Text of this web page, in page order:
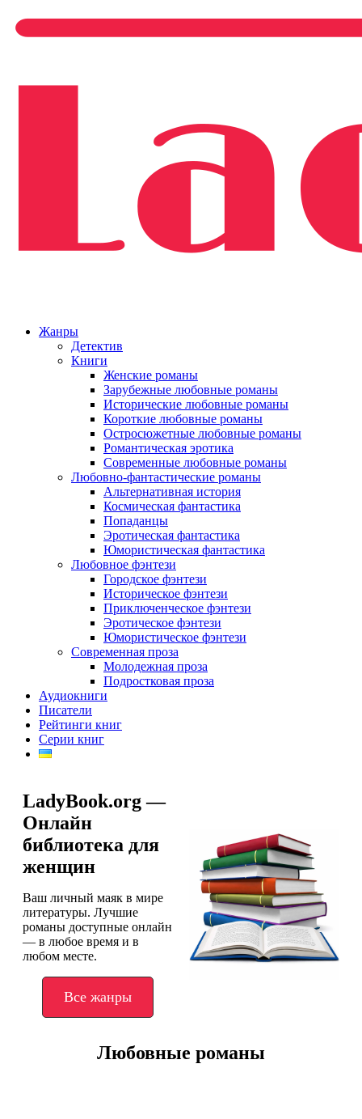
Жанры
Детектив
Книги
Женские романы
Зарубежные любовные романы
Исторические любовные романы
Короткие любовные романы
Остросюжетные любовные романы
Романтическая эротика
Современные любовные романы
Любовно-фантастические романы
Альтернативная история
Космическая фантастика
Попаданцы
Эротическая фантастика
Юмористическая фантастика
Любовное фэнтези
Городское фэнтези
Историческое фэнтези
Приключенческое фэнтези
Эротическое фэнтези
Юмористическое фэнтези
Современная проза
Молодежная проза
Подростковая проза
Аудиокниги
Писатели
Рейтинги книг
Серии книг
LadyBook.org —
Онлайн
библиотека для
женщин
Ваш личный маяк в мире
литературы. Лучшие
романы доступные онлайн
— в любое время и в
любом месте.
Все жанры
Любовные романы